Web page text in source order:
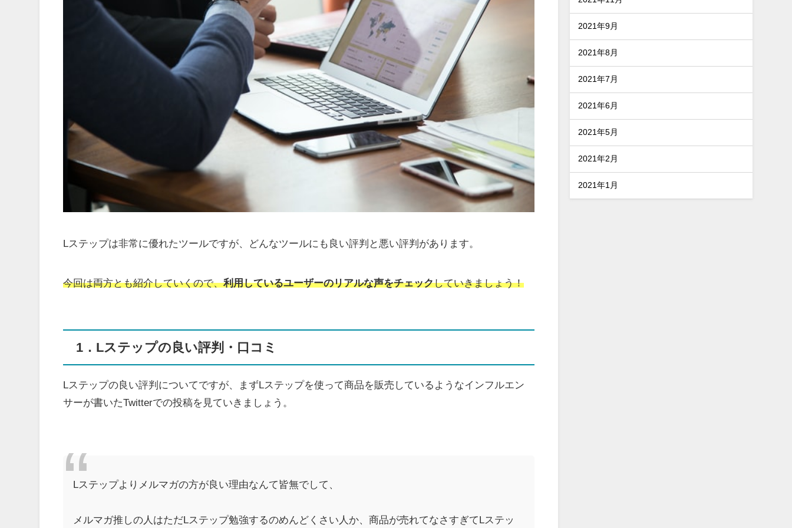
Lステップは非常に優れたツールですが、どんなツールにも良い評判と悪い評判があります。
今回は両方とも紹介していくので、利用しているユーザーのリアルな声をチェックしていきましょう！
1．Lステップの良い評判・口コミ
Lステップの良い評判についてですが、まずLステップを使って商品を販売しているようなインフルエン
サーが書いたTwitterでの投稿を見ていきましょう。
Lステップよりメルマガの方が良い理由なんて皆無でして、
メルマガ推しの人はただLステップ勉強するのめんどくさい人か、商品が売れてなさすぎてLステッ
2021年9月
2021年8月
2021年7月
2021年6月
2021年5月
2021年2月
2021年1月